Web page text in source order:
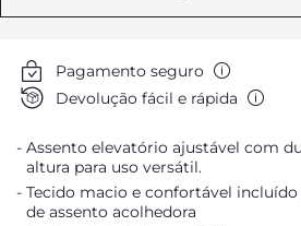
Pagamento seguro
Devolução fácil e rápida
Assento elevatório ajustável com
altura para uso versátil.
Tecido macio e confortável incluído
de assento acolhedora